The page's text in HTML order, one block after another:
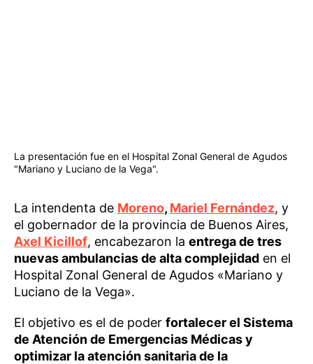
La presentación fue en el Hospital Zonal General de Agudos
"Mariano y Luciano de la Vega".
La intendenta de Moreno, Mariel Fernández, y
el gobernador de la provincia de Buenos Aires,
Axel Kicillof, encabezaron la entrega de tres
nuevas ambulancias de alta complejidad en el
Hospital Zonal General de Agudos «Mariano y
Luciano de la Vega».
El objetivo es el de poder fortalecer el Sistema
de Atención de Emergencias Médicas y
optimizar la atención sanitaria de la